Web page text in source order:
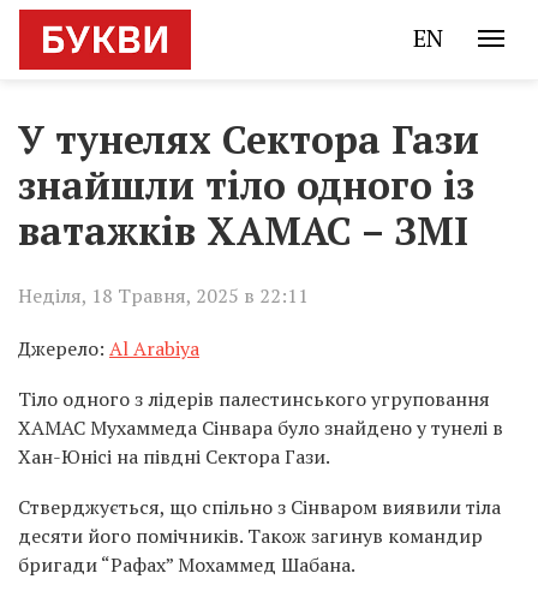
EN
У тунелях Сектора Гази
знайшли тіло одного із
ватажків ХАМАС – ЗМІ
Неділя, 18 Травня, 2025 в 22:11
Джерело: Al Arabiya
Тіло одного з лідерів палестинського угруповання
ХАМАС Мухаммеда Сінвара було знайдено у тунелі в
Хан-Юнісі на півдні Сектора Гази.
Стверджується, що спільно з Сінваром виявили тіла
десяти його помічників. Також загинув командир
бригади “Рафах” Мохаммед Шабана.